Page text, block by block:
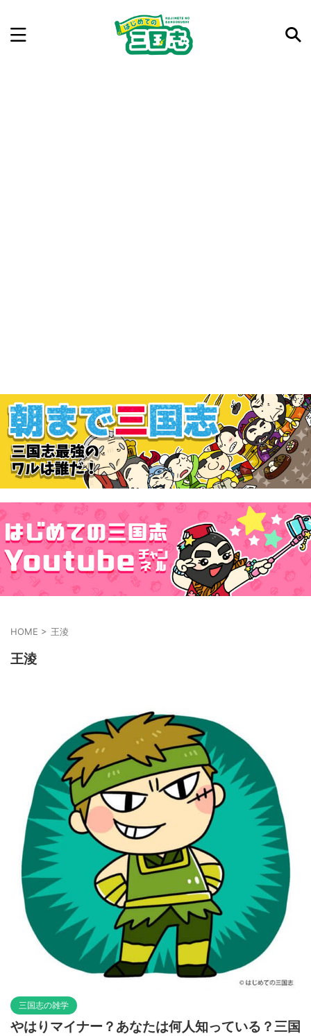
HOME > 王淩
王淩
三国志の雑学
やはりマイナー？あなたは何人知っている？三国